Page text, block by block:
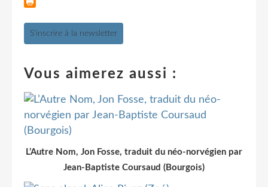
S'inscrire à la newsletter
Vous aimerez aussi :
L’Autre Nom, Jon Fosse, traduit du néo-norvégien par
Jean-Baptiste Coursaud (Bourgois)